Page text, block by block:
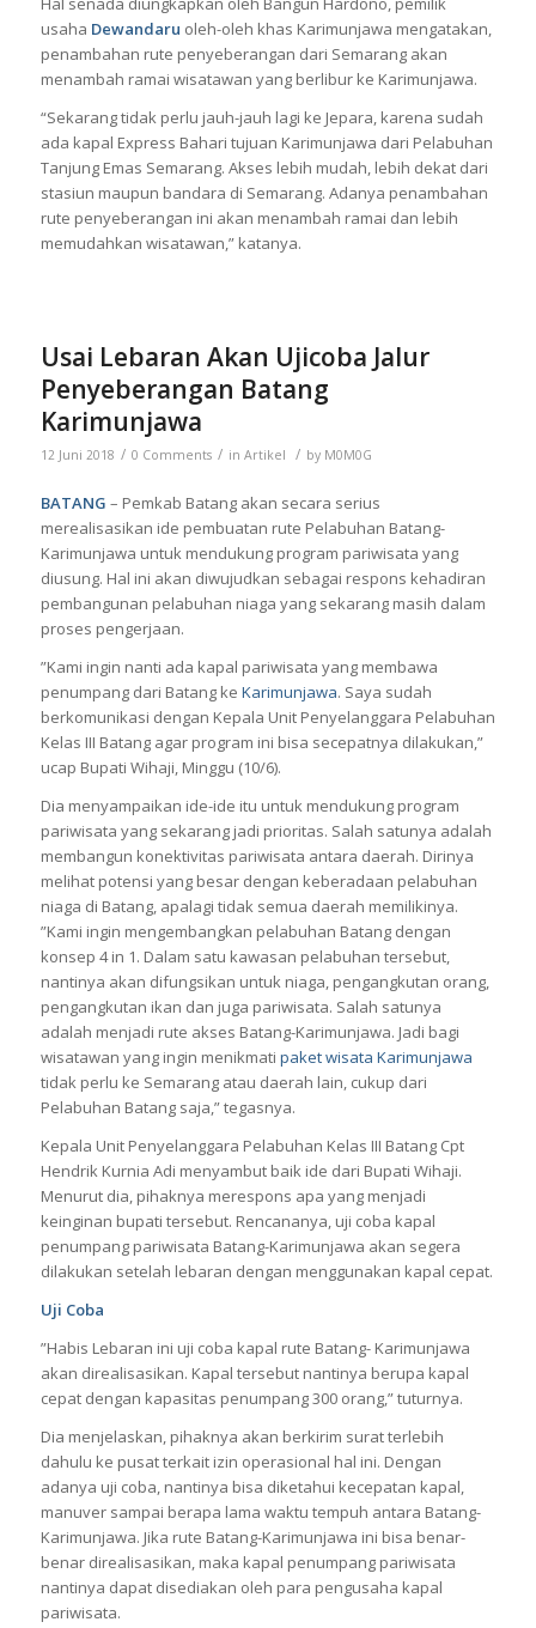
usaha Dewandaru oleh-oleh khas Karimunjawa mengatakan,
penambahan rute penyeberangan dari Semarang akan
menambah ramai wisatawan yang berlibur ke Karimunjawa.
“Sekarang tidak perlu jauh-jauh lagi ke Jepara, karena sudah
ada kapal Express Bahari tujuan Karimunjawa dari Pelabuhan
Tanjung Emas Semarang. Akses lebih mudah, lebih dekat dari
stasiun maupun bandara di Semarang. Adanya penambahan
rute penyeberangan ini akan menambah ramai dan lebih
memudahkan wisatawan,” katanya.
Usai Lebaran Akan Ujicoba Jalur
Penyeberangan Batang
Karimunjawa
12 Juni 2018 / 0 Comments / in Artikel / by M0M0G
BATANG – Pemkab Batang akan secara serius
merealisasikan ide pembuatan rute Pelabuhan Batang-
Karimunjawa untuk mendukung program pariwisata yang
diusung. Hal ini akan diwujudkan sebagai respons kehadiran
pembangunan pelabuhan niaga yang sekarang masih dalam
proses pengerjaan.
”Kami ingin nanti ada kapal pariwisata yang membawa
penumpang dari Batang ke Karimunjawa. Saya sudah
berkomunikasi dengan Kepala Unit Penyelanggara Pelabuhan
Kelas III Batang agar program ini bisa secepatnya dilakukan,”
ucap Bupati Wihaji, Minggu (10/6).
Dia menyampaikan ide-ide itu untuk mendukung program
pariwisata yang sekarang jadi prioritas. Salah satunya adalah
membangun konektivitas pariwisata antara daerah. Dirinya
melihat potensi yang besar dengan keberadaan pelabuhan
niaga di Batang, apalagi tidak semua daerah memilikinya.
”Kami ingin mengembangkan pelabuhan Batang dengan
konsep 4 in 1. Dalam satu kawasan pelabuhan tersebut,
nantinya akan difungsikan untuk niaga, pengangkutan orang,
pengangkutan ikan dan juga pariwisata. Salah satunya
adalah menjadi rute akses Batang-Karimunjawa. Jadi bagi
wisatawan yang ingin menikmati paket wisata Karimunjawa
tidak perlu ke Semarang atau daerah lain, cukup dari
Pelabuhan Batang saja,” tegasnya.
Kepala Unit Penyelanggara Pelabuhan Kelas III Batang Cpt
Hendrik Kurnia Adi menyambut baik ide dari Bupati Wihaji.
Menurut dia, pihaknya merespons apa yang menjadi
keinginan bupati tersebut. Rencananya, uji coba kapal
penumpang pariwisata Batang-Karimunjawa akan segera
dilakukan setelah lebaran dengan menggunakan kapal cepat.
Uji Coba
”Habis Lebaran ini uji coba kapal rute Batang- Karimunjawa
akan direalisasikan. Kapal tersebut nantinya berupa kapal
cepat dengan kapasitas penumpang 300 orang,” tuturnya.
Dia menjelaskan, pihaknya akan berkirim surat terlebih
dahulu ke pusat terkait izin operasional hal ini. Dengan
adanya uji coba, nantinya bisa diketahui kecepatan kapal,
manuver sampai berapa lama waktu tempuh antara Batang-
Karimunjawa. Jika rute Batang-Karimunjawa ini bisa benar-
benar direalisasikan, maka kapal penumpang pariwisata
nantinya dapat disediakan oleh para pengusaha kapal
pariwisata.